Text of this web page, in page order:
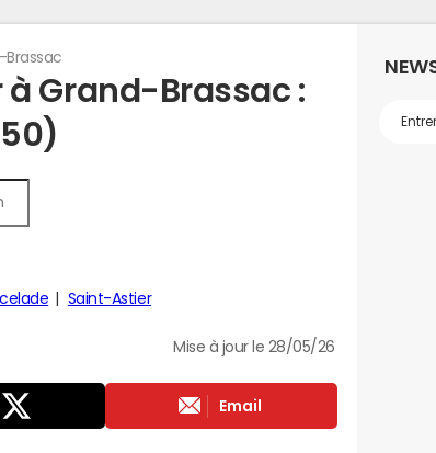
Brassac
à Grand-Brassac :
Saint-Astier
Mise à jour le 28/05/26
Email